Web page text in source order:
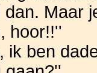
dan. Maar
hoor!!''
ik ben